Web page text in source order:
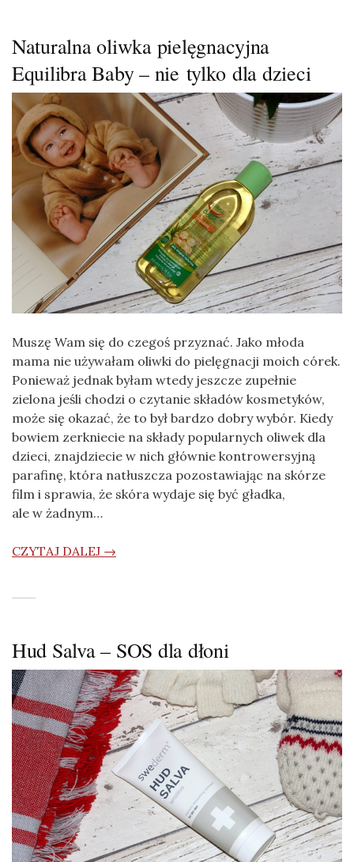
Naturalna oliwka pielęgnacyjna
Equilibra Baby – nie tylko dla dzieci
Muszę Wam się do czegoś przyznać. Jako młoda
mama nie używałam oliwki do pielęgnacji moich córek.
Ponieważ jednak byłam wtedy jeszcze zupełnie
zielona jeśli chodzi o czytanie składów kosmetyków,
może się okazać, że to był bardzo dobry wybór. Kiedy
bowiem zerkniecie na składy popularnych oliwek dla
dzieci, znajdziecie w nich głównie kontrowersyjną
parafinę, która natłuszcza pozostawiając na skórze
film i sprawia, że skóra wydaje się być gładka,
ale w żadnym…
CZYTAJ DALEJ →
Hud Salva – SOS dla dłoni